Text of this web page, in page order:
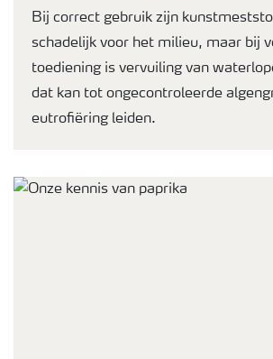
Bij correct gebruik zijn
schadelijk voor het milieu, maar bij
toediening is vervuiling van
dat kan tot ongecontroleerde
eutrofiëring leiden.